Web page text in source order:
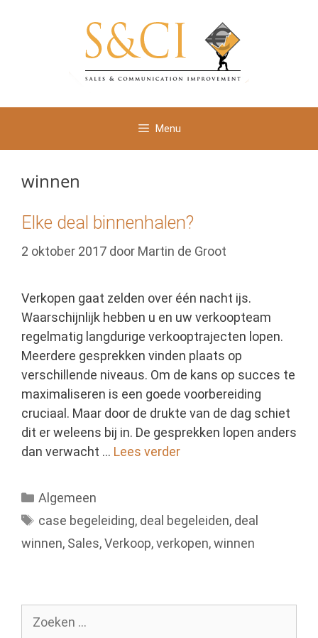
Menu
winnen
Elke deal binnenhalen?
2 oktober 2017 door Martin de Groot
Verkopen gaat zelden over één nacht ijs.
Waarschijnlijk hebben u en uw verkoopteam
regelmatig langdurige verkooptrajecten lopen.
Meerdere gesprekken vinden plaats op
verschillende niveaus. Om de kans op succes te
maximaliseren is een goede voorbereiding
cruciaal. Maar door de drukte van de dag schiet
dit er weleens bij in. De gesprekken lopen anders
dan verwacht … Lees verder
Categorieën
Algemeen
Tags
case begeleiding, deal begeleiden, deal
winnen, Sales,Verkoop,verkopen,winnen
naar: